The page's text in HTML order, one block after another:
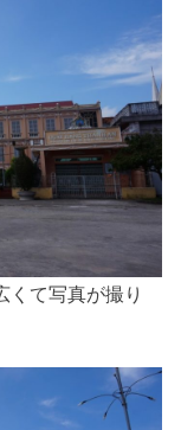
くて写真が撮り